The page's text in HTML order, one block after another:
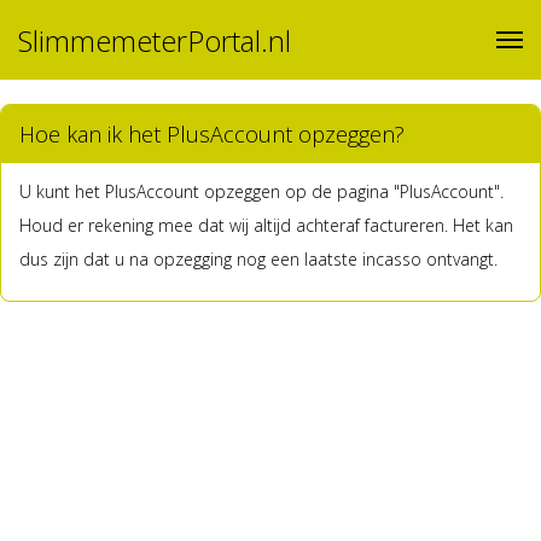
SlimmemeterPortal.nl
Hoe kan ik het PlusAccount opzeggen?
U kunt het PlusAccount opzeggen op de pagina "PlusAccount".
Houd er rekening mee dat wij altijd achteraf factureren. Het kan
dus zijn dat u na opzegging nog een laatste incasso ontvangt.